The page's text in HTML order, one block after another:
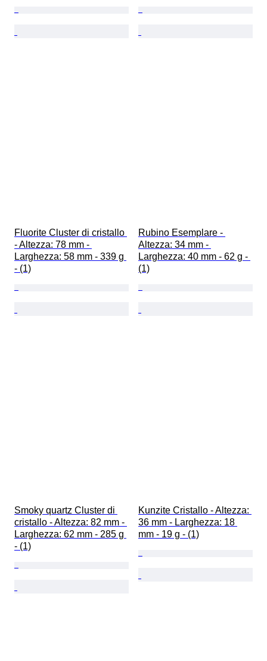
Fluorite Cluster di cristallo
- Altezza: 78 mm -
Larghezza: 58 mm - 339 g
- (1)
Rubino Esemplare -
Altezza: 34 mm -
Larghezza: 40 mm - 62 g -
(1)
Smoky quartz Cluster di
cristallo - Altezza: 82 mm -
Larghezza: 62 mm - 285 g
- (1)
Kunzite Cristallo - Altezza:
36 mm - Larghezza: 18
mm - 19 g - (1)